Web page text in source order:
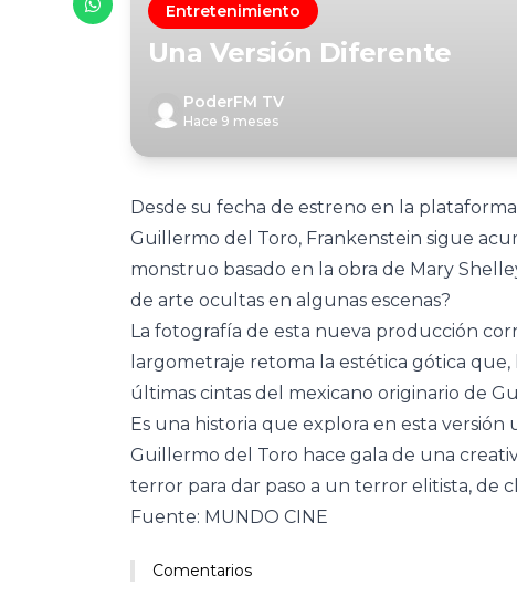
Entretenimiento
Una Versión Diferente
PoderFM TV
Hace 9 meses
Desde su fecha de estreno en la
Guillermo del Toro, Frankenstein sigue
monstruo basado en la obra de Mary
de arte ocultas en algunas escenas?
La fotografía de esta nueva producción
largometraje retoma la estética gótica
últimas cintas del mexicano originario de
Es una historia que explora en esta
Guillermo del Toro hace gala de una
terror para dar paso a un terror elitista, de
Fuente: MUNDO CINE
Comentarios